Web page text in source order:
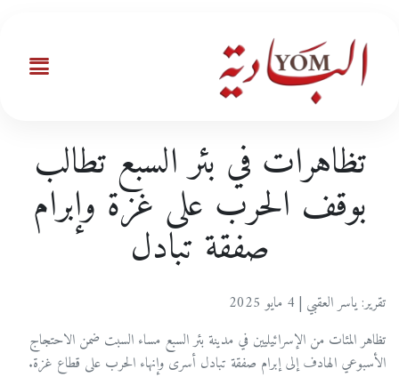
تظاهرات في بئر السبع تطالب
بوقف الحرب على غزة وإبرام
صفقة تبادل
تقرير: ياسر العقبي | 4 مايو 2025
تظاهر المئات من الإسرائيليين في مدينة بئر السبع مساء السبت ضمن الاحتجاج
الأسبوعي الهادف إلى إبرام صفقة تبادل أسرى وإنهاء الحرب على قطاع غزة.